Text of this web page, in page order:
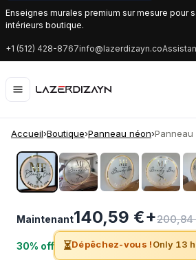
Enseignes murales premium sur mesure pour
intérieurs boutique.
+1 (512) 428-8767info@lazerdizayn.co
Accueil›Boutique›Panneau néon›Panneau
‹
Maintenant140,59 €+200,84
30% off ⏳Dépêchez-vous !Only 13